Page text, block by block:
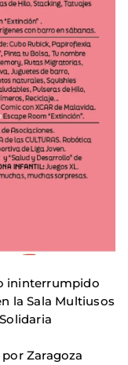
ininterrumpido
la Sala Multiusos
Zaragoza